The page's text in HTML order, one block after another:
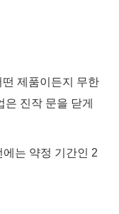
제품이든지 무한
진작 문을 닫게
는 약정 기간인 2